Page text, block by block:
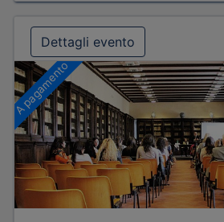
Dettagli evento
A pagamento